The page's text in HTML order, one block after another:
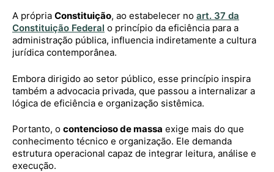
A própria Constituição, ao estabelecer no art. 37 da
Constituição Federal o princípio da eficiência para a
administração pública, influencia indiretamente a cultura
jurídica contemporânea.
Embora dirigido ao setor público, esse princípio inspira
também a advocacia privada, que passou a internalizar a
lógica de eficiência e organização sistêmica.
Portanto, o contencioso de massa exige mais do que
conhecimento técnico e organização. Ele demanda
estrutura operacional capaz de integrar leitura, análise e
execução.